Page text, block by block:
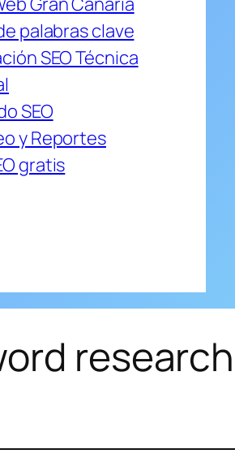
palabras clave
SEO Técnica
SEO
y Reportes
gratis